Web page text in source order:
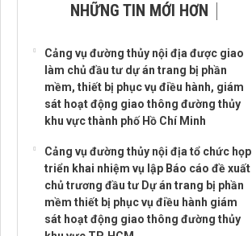
NHỮNG TIN MỚI HƠN
Cảng vụ đường thủy nội địa được giao
làm chủ đầu tư dự án trang bị phần
mềm, thiết bị phục vụ điều hành, giám
sát hoạt động giao thông đường thủy
khu vực thành phố Hồ Chí Minh
Cảng vụ đường thủy nội địa tổ chức họp
triển khai nhiệm vụ lập Báo cáo đề xuất
chủ trương đầu tư Dự án trang bị phần
mềm thiết bị phục vụ điều hành giám
sát hoạt động giao thông đường thủy